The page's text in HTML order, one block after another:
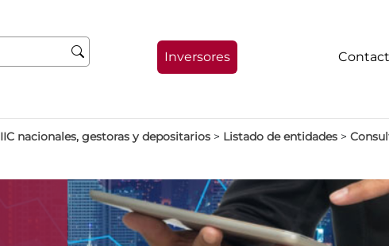
Inversores
IIC nacionales, gestoras y depositarios > Listado de entidades >